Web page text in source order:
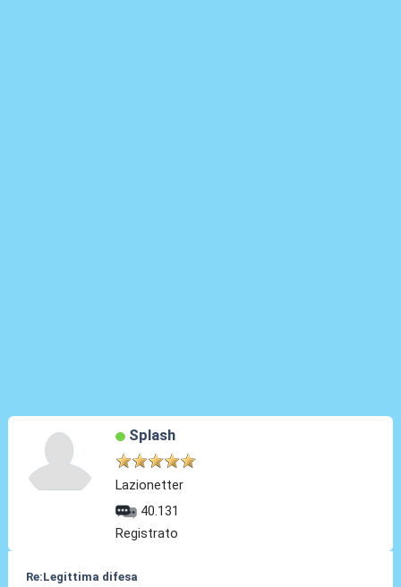
Splash
Lazionetter
40.131
Registrato
Re:Legittima difesa